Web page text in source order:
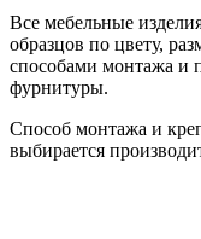
Все мебельные
образцов по цвету,
способами монтажа и
фурнитуры.
Способ монтажа и
выбирается